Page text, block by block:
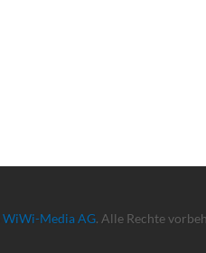
WiWi-Media AG. Alle Rechte